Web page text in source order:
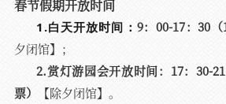
春节假期开放时间
1.白天开放时间： 9：00-17：30（
夕闭馆】；
2.赏灯游园会开放时间： 17：30-
票）
【除夕闭馆】。